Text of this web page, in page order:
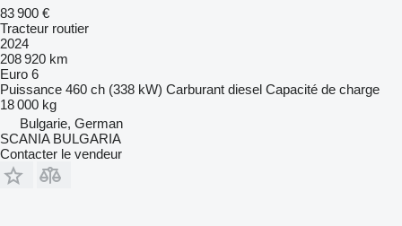
83 900 €
Tracteur routier
2024
208 920 km
Euro 6
Puissance 460 ch (338 kW) Carburant diesel Capacité de charge
18 000 kg
Bulgarie, German
SCANIA BULGARIA
Contacter le vendeur